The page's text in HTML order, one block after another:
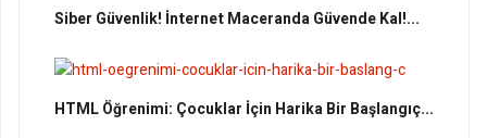
Siber Güvenlik! İnternet Maceranda Güvende Kal!...
HTML Öğrenimi: Çocuklar İçin Harika Bir Başlangıç...